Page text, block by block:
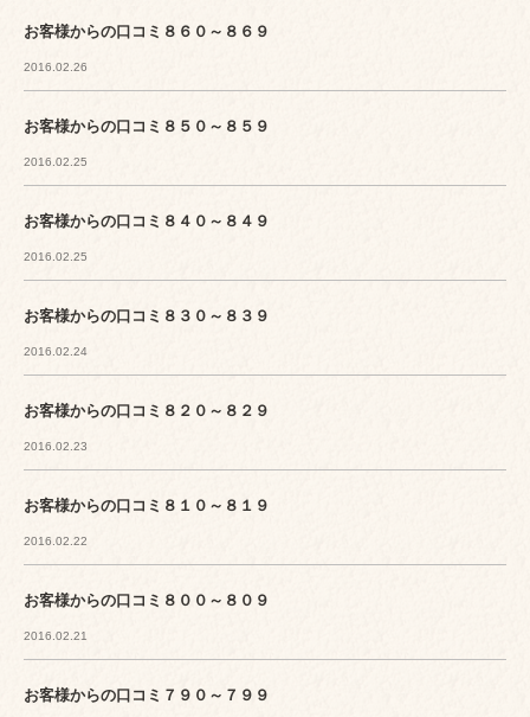
お客様からの口コミ８６０～８６９
2016.02.26
お客様からの口コミ８５０～８５９
2016.02.25
お客様からの口コミ８４０～８４９
2016.02.25
お客様からの口コミ８３０～８３９
2016.02.24
お客様からの口コミ８２０～８２９
2016.02.23
お客様からの口コミ８１０～８１９
2016.02.22
お客様からの口コミ８００～８０９
2016.02.21
お客様からの口コミ７９０～７９９